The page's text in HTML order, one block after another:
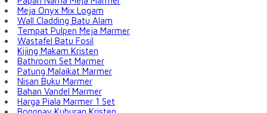
Meja Onyx Mix Logam
Wall Cladding Batu Alam
Tempat Pulpen Meja Marmer
Wastafel Batu Fosil
Kijing Makam Kristen
Bathroom Set Marmer
Patung Malaikat Marmer
Nisan Buku Marmer
Bahan Vandel Marmer
Harga Piala Marmer 1 Set